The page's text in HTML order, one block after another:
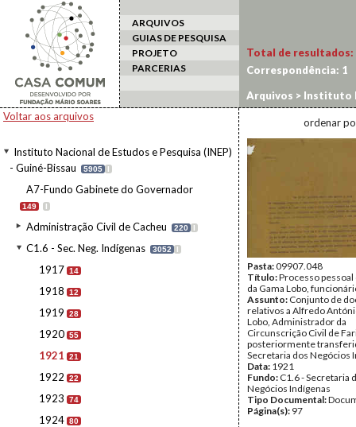
ARQUIVOS
GUIAS DE PESQUISA
PROJETO
PARCERIAS
Voltar aos arquivos
Instituto Nacional de Estudos e Pesquisa (INEP)
- Guiné-Bissau
5905 I
A7-Fundo Gabinete do Governador
149 I
Administração Civil de Cacheu 220 I
C1.6 - Sec. Neg. Indígenas 3052 I
1917 14
1918 12
1919 28
1920 55
1921 21
1922 22
1923 74
1924 80
Total de resultados:
Correspondência: 1
Arquivos > Instituto
1921
ordenar
Pasta:09907.048
Título:Processo
da Gama Lobo,
Assunto: Conjunto de
relativos a Alfredo
Lobo, Administrador da
Circunscrição Civil de
posteriormente
Secretaria dos Negócios
Data: 1921
Fundo: C1.6 - Secretaria
Negócios Indígenas
Tipo Documental:
Página(s): 97